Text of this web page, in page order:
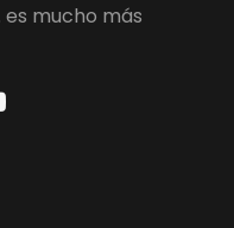
es mucho más